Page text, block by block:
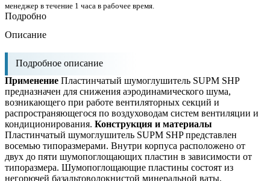
менеджер в течение 1 часа в рабочее время.
Подробно
Описание
Подробное описание
Применение Пластинчатый шумоглушитель SUPM SHP
предназначен для снижения аэродинамического шума,
возникающего при работе вентиляторных секций и
распространяющегося по воздуховодам систем вентиляции и
кондиционирования. Конструкция и материалы
Пластинчатый шумоглушитель SUPM SHP представлен
восемью типоразмерами. Внутри корпуса расположено от
двух до пяти шумопоглощающих пластин в зависимости от
типоразмера. Шумопоглощающие пластины состоят из
негорючей базальтоволокнистой минеральной ваты,